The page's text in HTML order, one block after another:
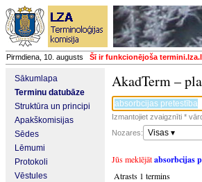
Pirmdiena, 10. augusts Šī ir funkcionējoša
Sākumlapa
Terminu datubāze
Struktūra un principi
Apakškomisijas
Sēdes
Lēmumi
Protokoli
Vēstules
AkadTerm –
Izmantojiet zvaigznīti *
Nozares:
Visas ▾
Jūs meklējātabsorbcijas
Atrasts 1 termins